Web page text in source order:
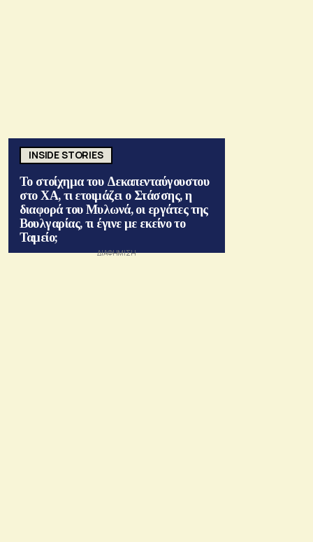
INSIDE STORIES
Το στοίχημα του Δεκαπενταύγουστου
στο ΧΑ, τι ετοιμάζει ο Στάσσης, η
διαφορά του Μυλωνά, οι εργάτες της
Βουλγαρίας, τι έγινε με εκείνο το
Ταμείο;